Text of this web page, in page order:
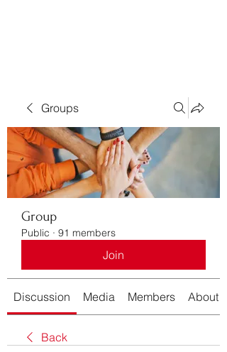
Groups
Group
Public · 91 members
Join
Discussion Media Members About
Back